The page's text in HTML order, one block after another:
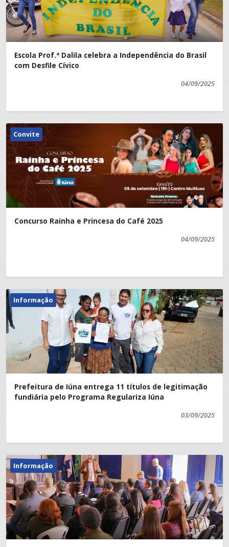
Escola Prof.ª Dalila celebra a Independência do Brasil
com Desfile Cívico
04/09/2025
Convite
Concurso Rainha e Princesa do Café 2025
04/09/2025
Informação
Prefeitura de Iúna entrega 11 títulos de legitimação
fundiária pelo Programa Regulariza Iúna
03/09/2025
Informação